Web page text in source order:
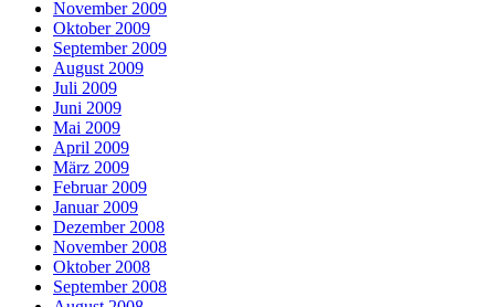
November 2009
Oktober 2009
September 2009
August 2009
Juli 2009
Juni 2009
Mai 2009
April 2009
März 2009
Februar 2009
Januar 2009
Dezember 2008
November 2008
Oktober 2008
September 2008